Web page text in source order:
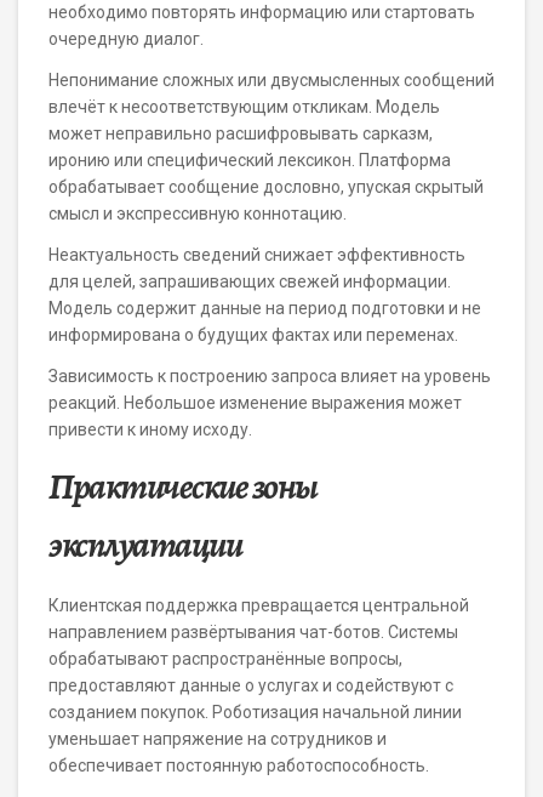
необходимо повторять информацию или стартовать
очередную диалог.
Непонимание сложных или двусмысленных сообщений
влечёт к несоответствующим откликам. Модель
может неправильно расшифровывать сарказм,
иронию или специфический лексикон. Платформа
обрабатывает сообщение дословно, упуская скрытый
смысл и экспрессивную коннотацию.
Неактуальность сведений снижает эффективность
для целей, запрашивающих свежей информации.
Модель содержит данные на период подготовки и не
информирована о будущих фактах или переменах.
Зависимость к построению запроса влияет на уровень
реакций. Небольшое изменение выражения может
привести к иному исходу.
Практические зоны
эксплуатации
Клиентская поддержка превращается центральной
направлением развёртывания чат-ботов. Системы
обрабатывают распространённые вопросы,
предоставляют данные о услугах и содействуют с
созданием покупок. Роботизация начальной линии
уменьшает напряжение на сотрудников и
обеспечивает постоянную работоспособность.